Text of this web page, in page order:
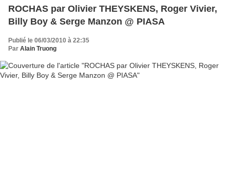
ROCHAS par Olivier THEYSKENS, Roger Vivier,
Billy Boy & Serge Manzon @ PIASA
Publié le 06/03/2010 à 22:35
Par Alain Truong